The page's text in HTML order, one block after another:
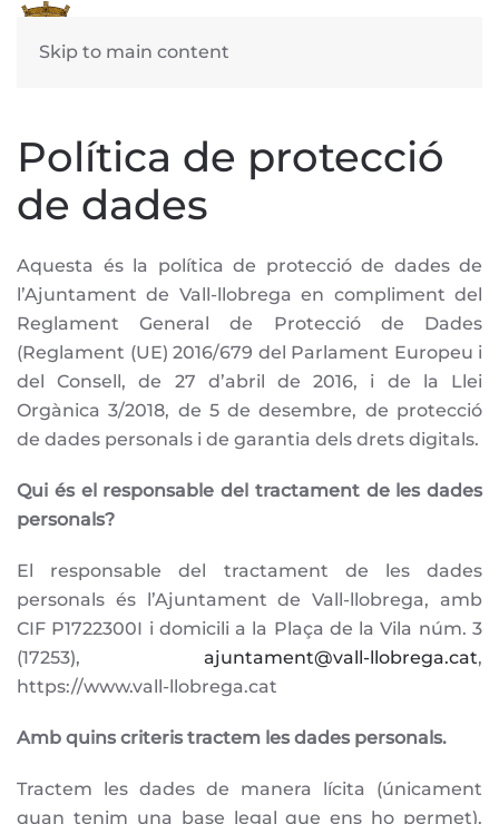
Skip to main content
Política de protecció
de dades
Aquesta és la política de protecció de dades de
l’Ajuntament de Vall-llobrega en compliment del
Reglament General de Protecció de Dades
(Reglament (UE) 2016/679 del Parlament Europeu i
del Consell, de 27 d’abril de 2016, i de la Llei
Orgànica 3/2018, de 5 de desembre, de protecció
de dades personals i de garantia dels drets digitals.
Qui és el responsable del tractament de les dades
personals?
El responsable del tractament de les dades
personals és l’Ajuntament de Vall-llobrega, amb
CIF P1722300I i domicili a la Plaça de la Vila núm. 3
(17253), ajuntament@vall-llobrega.cat,
https://www.vall-llobrega.cat
Amb quins criteris tractem les dades personals.
Tractem les dades de manera lícita (únicament
quan tenim una base legal que ens ho permet).